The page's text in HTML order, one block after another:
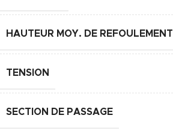
HAUTEUR MOY. DE REFOULEMENT
TENSION
SECTION DE PASSAGE